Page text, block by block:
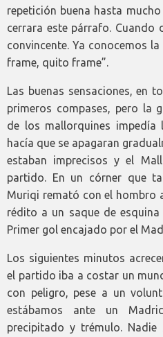
repetición buena hasta
cerrara este párrafo. Cuando
convincente. Ya conocemos
frame, quito frame”.
Las buenas sensaciones, en
primeros compases, pero la
de los mallorquines impedía
hacía que se apagaran
estaban imprecisos y el
partido. En un córner que
Muriqi remató con el hombro
rédito a un saque de
Primer gol encajado por el
Los siguientes minutos
el partido iba a costar un
con peligro, pese a un
estábamos ante un
precipitado y trémulo.